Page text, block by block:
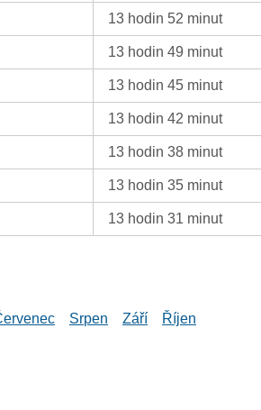
13 hodin 52 minut
13 hodin 49 minut
13 hodin 45 minut
13 hodin 42 minut
13 hodin 38 minut
13 hodin 35 minut
13 hodin 31 minut
Srpen Září
Říjen